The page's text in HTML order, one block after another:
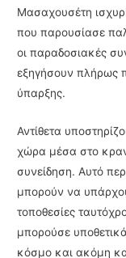
Μασαχουσέτη
που παρουσίασε
οι παραδοσιακές
εξηγήσουν πλήρως
ύπαρξης.
Αντίθετα
χώρα μέσα στο
συνείδηση. Αυτό
μπορούν να
τοποθεσίες
μπορούσε
κόσμο και ακόμη